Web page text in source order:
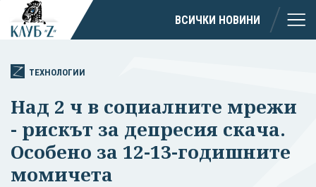
ВСИЧКИ НОВИНИ
ТЕХНОЛОГИИ
Над 2 ч в социалните мрежи
- рискът за депресия скача.
Особено за 12-13-годишните
момичета